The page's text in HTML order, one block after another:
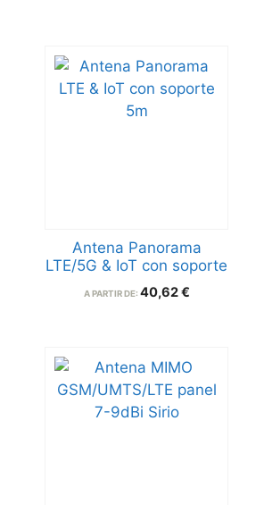
Antena Panorama
LTE/5G & IoT con soporte
A PARTIR DE: 40,62€